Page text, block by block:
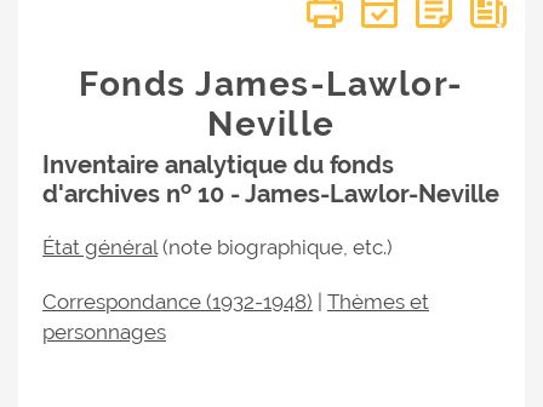
Fonds James-Lawlor-
Neville
Inventaire analytique du fonds
d'archives no 10 - James-Lawlor-Neville
État général(note biographique, etc.)
Correspondance (1932-1948)
Thèmes et
personnages